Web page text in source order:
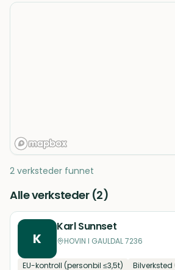
2 verksteder funnet
Alle verksteder (2)
K
Karl Sunnset
HOVIN I GAULDAL 7236
EU-kontroll (personbil ≤3,5t) Bilverksted